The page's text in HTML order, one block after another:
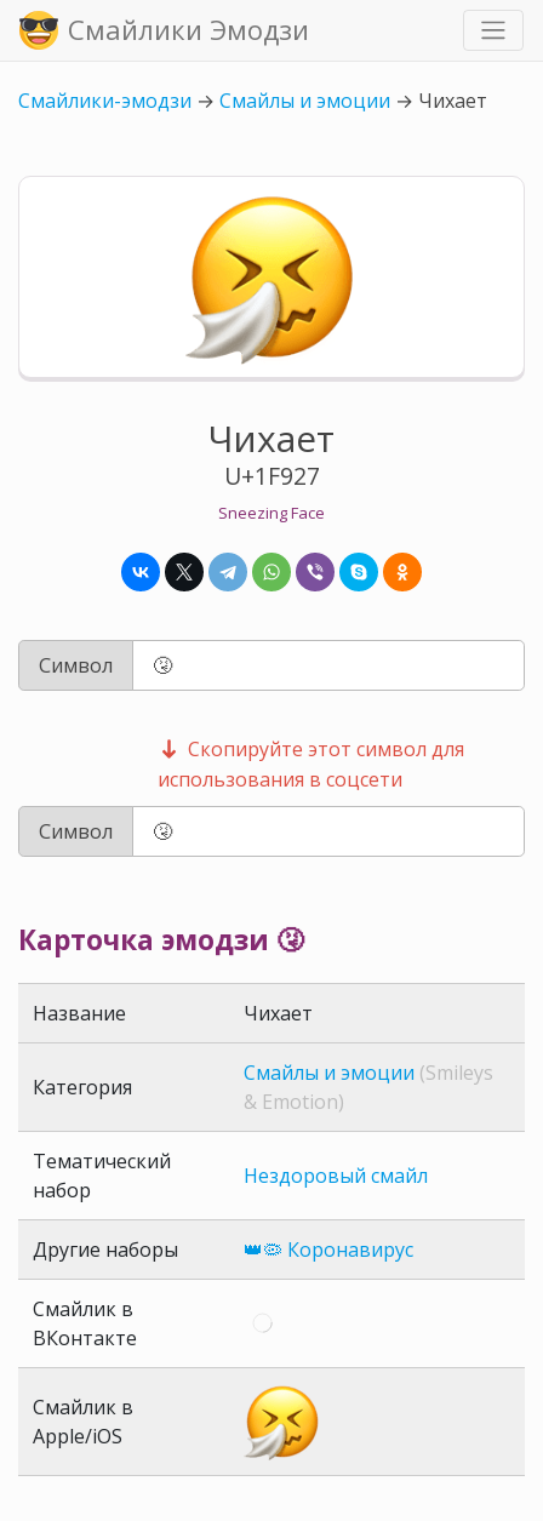
Смайлики Эмодзи
Смайлики-эмодзи → Смайлы и эмоции → Чихает
Чихает
U+1F927
Sneezing Face
Символ
Скопируйте этот символ для
использования в соцсети
Символ
Карточка эмодзи 🤧
Название Чихает
Категория
Смайлы и эмоции (Smileys
& Emotion)
Тематический
набор
Нездоровый смайл
Другие наборы 👑🦠 Коронавирус
Смайлик в
ВКонтакте
Смайлик в
Apple/iOS